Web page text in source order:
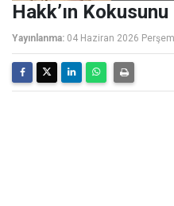
Hakk’ın
Yayınlanma: 04 Haziran 2026